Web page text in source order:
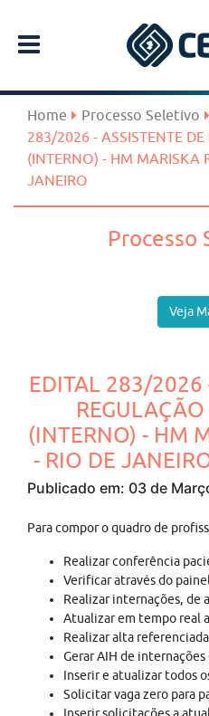
Home Processo Seletivo
283/2026 - ASSISTENTE
(INTERNO) - HM MARISKA
JANEIRO
Processo
Veja
EDITAL 283/2026
(INTERNO) - HM
- RIO DE
Publicado em: 03 de
Para compor o quadro de
Realizar conferência
Verificar através do
Realizar internações, de
Atualizar em tempo real
Realizar alta
Gerar AIH de
Inserir e atualizar todos
Solicitar vaga zero para